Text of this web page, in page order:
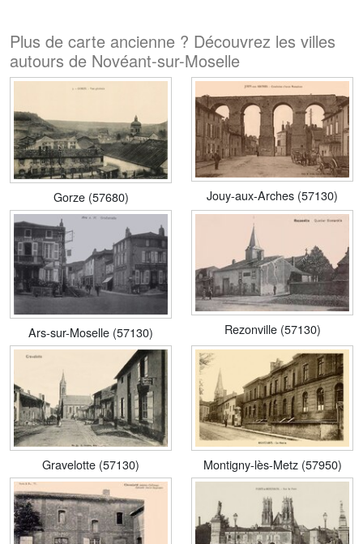
Plus de carte ancienne ? Découvrez les villes
autours de Novéant-sur-Moselle
Gorze (57680) Jouy-aux-Arches (57130)
Ars-sur-Moselle (57130) Rezonville (57130)
Gravelotte (57130) Montigny-lès-Metz (57950)